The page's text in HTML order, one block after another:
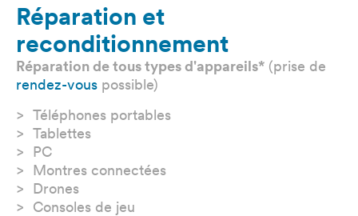
Réparation et
reconditionnement
Réparation de tous types d'appareils* (prise de
rendez-vous possible)
Téléphones portables
Tablettes
PC
Montres connectées
Drones
Consoles de jeu